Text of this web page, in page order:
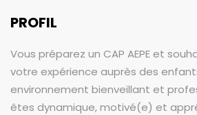
PROFIL
Vous préparez un CAP AEPE et
votre expérience auprès des
environnement bienveillant et
êtes dynamique, motivé(e) et